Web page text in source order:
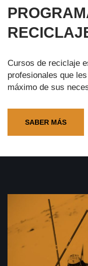
Cursos de reciclaje
profesionales que
máximo de sus
SABER MÁS